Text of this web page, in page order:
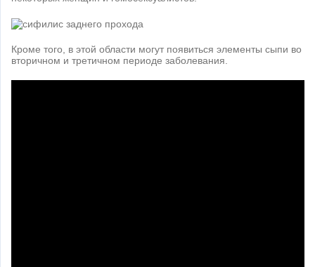
Кроме того, в этой области могут появиться элементы сыпи во
вторичном и третичном периоде заболевания.